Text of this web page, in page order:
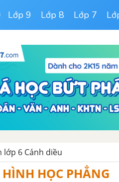
Lớp 9 Lớp 8 Lớp 7
lớp 6 Cánh diều
HỌC PHẲNG